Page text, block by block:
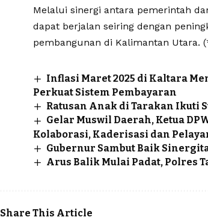
Melalui sinergi antara pemerintah
dapat berjalan seiring dengan
pembangunan di Kalimantan Utara.
Inflasi Maret 2025 di Kaltara
Perkuat Sistem Pembayaran
Ratusan Anak di Tarakan Ikuti
Gelar Muswil Daerah, Ketua
Kolaborasi, Kaderisasi dan
Gubernur Sambut Baik
Arus Balik Mulai Padat, Polres
Share This Article